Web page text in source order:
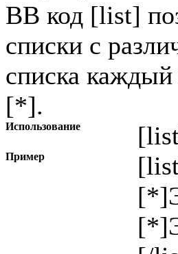
BB код [list]
списки с
списка
[*].
Использование
Пример